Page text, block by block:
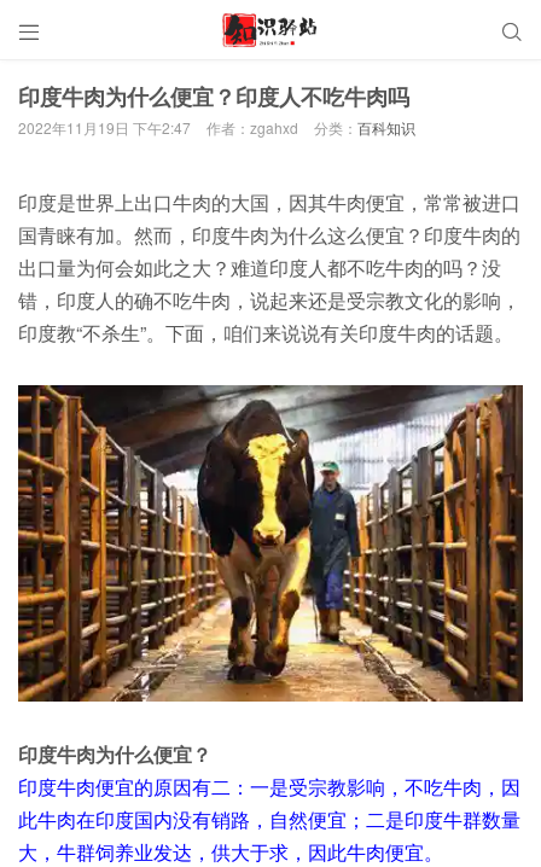
 
印度牛肉为什么便宜？印度人不吃牛肉吗
2022年11月19日 下午2:47 作者：zgahxd 分类： 百科知识
印度是世界上出口牛肉的大国，因其牛肉便宜，常常被进口
国青睐有加。然而，印度牛肉为什么这么便宜？印度牛肉的
出口量为何会如此之大？难道印度人都不吃牛肉的吗？没
错，印度人的确不吃牛肉，说起来还是受宗教文化的影响，
印度教“不杀生”。下面，咱们来说说有关印度牛肉的话题。
印度牛肉为什么便宜？
印度牛肉便宜的原因有二：一是受宗教影响，不吃牛肉，因
此牛肉在印度国内没有销路，自然便宜；二是印度牛群数量
大，牛群饲养业发达，供大于求，因此牛肉便宜。